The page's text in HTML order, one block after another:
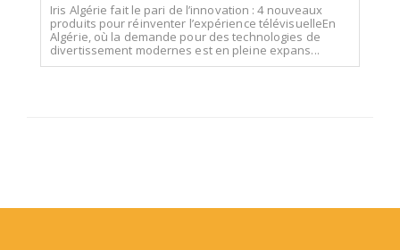
Iris Algérie fait le pari de l’innovation : 4 nouveaux
produits pour réinventer l’expérience télévisuelleEn
Algérie, où la demande pour des technologies de
divertissement modernes est en pleine expans...